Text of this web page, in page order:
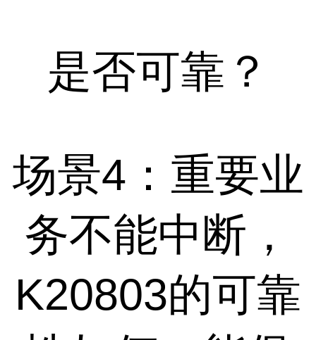
是否可靠？
场景4：重要业
务不能中断，
K20803的可靠